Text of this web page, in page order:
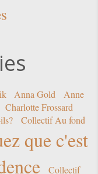
Anna Gold
Anne
Charlotte Frossard
Collectif Au fond
que c'est
Collectif